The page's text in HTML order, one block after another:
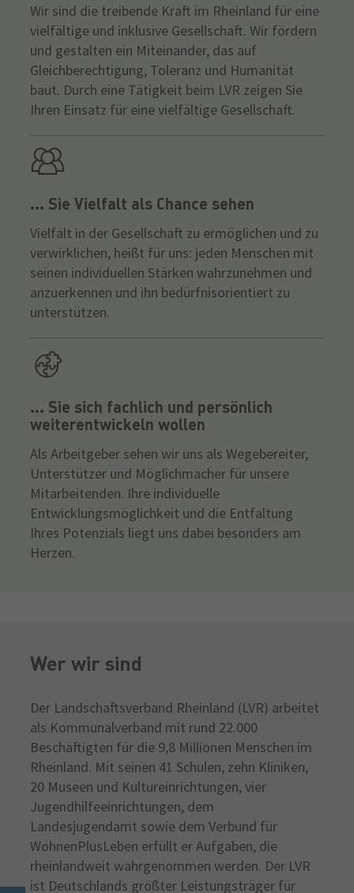
Wir sind die treibende Kraft im Rheinland für eine
vielfältige und inklusive Gesellschaft. Wir fördern
und gestalten ein Miteinander, das auf
Gleichberechtigung, Toleranz und Humanität
baut. Durch eine Tätigkeit beim LVR zeigen Sie
Ihren Einsatz für eine vielfältige Gesellschaft.
... Sie Vielfalt als Chance sehen
Vielfalt in der Gesellschaft zu ermöglichen und zu
verwirklichen, heißt für uns: jeden Menschen mit
seinen individuellen Stärken wahrzunehmen und
anzuerkennen und ihn bedürfnisorientiert zu
unterstützen.
... Sie sich fachlich und persönlich
weiterentwickeln wollen
Als Arbeitgeber sehen wir uns als Wegebereiter,
Unterstützer und Möglichmacher für unsere
Mitarbeitenden. Ihre individuelle
Entwicklungsmöglichkeit und die Entfaltung
Ihres Potenzials liegt uns dabei besonders am
Herzen.
Wer wir sind
Der Landschaftsverband Rheinland (LVR) arbeitet
als Kommunalverband mit rund 22.000
Beschäftigten für die 9,8 Millionen Menschen im
Rheinland. Mit seinen 41 Schulen, zehn Kliniken,
20 Museen und Kultureinrichtungen, vier
Jugendhilfeeinrichtungen, dem
Landesjugendamt sowie dem Verbund für
WohnenPlusLeben erfüllt er Aufgaben, die
rheinlandweit wahrgenommen werden. Der LVR
ist Deutschlands größter Leistungsträger für